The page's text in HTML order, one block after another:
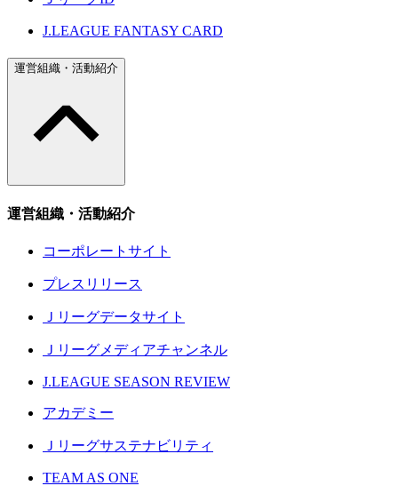
J.LEAGUE FANTASY CARD
運営組織・活動紹介
運営組織・活動紹介
コーポレートサイト
プレスリリース
Ｊリーグデータサイト
Ｊリーグメディアチャンネル
J.LEAGUE SEASON REVIEW
アカデミー
Ｊリーグサステナビリティ
TEAM AS ONE